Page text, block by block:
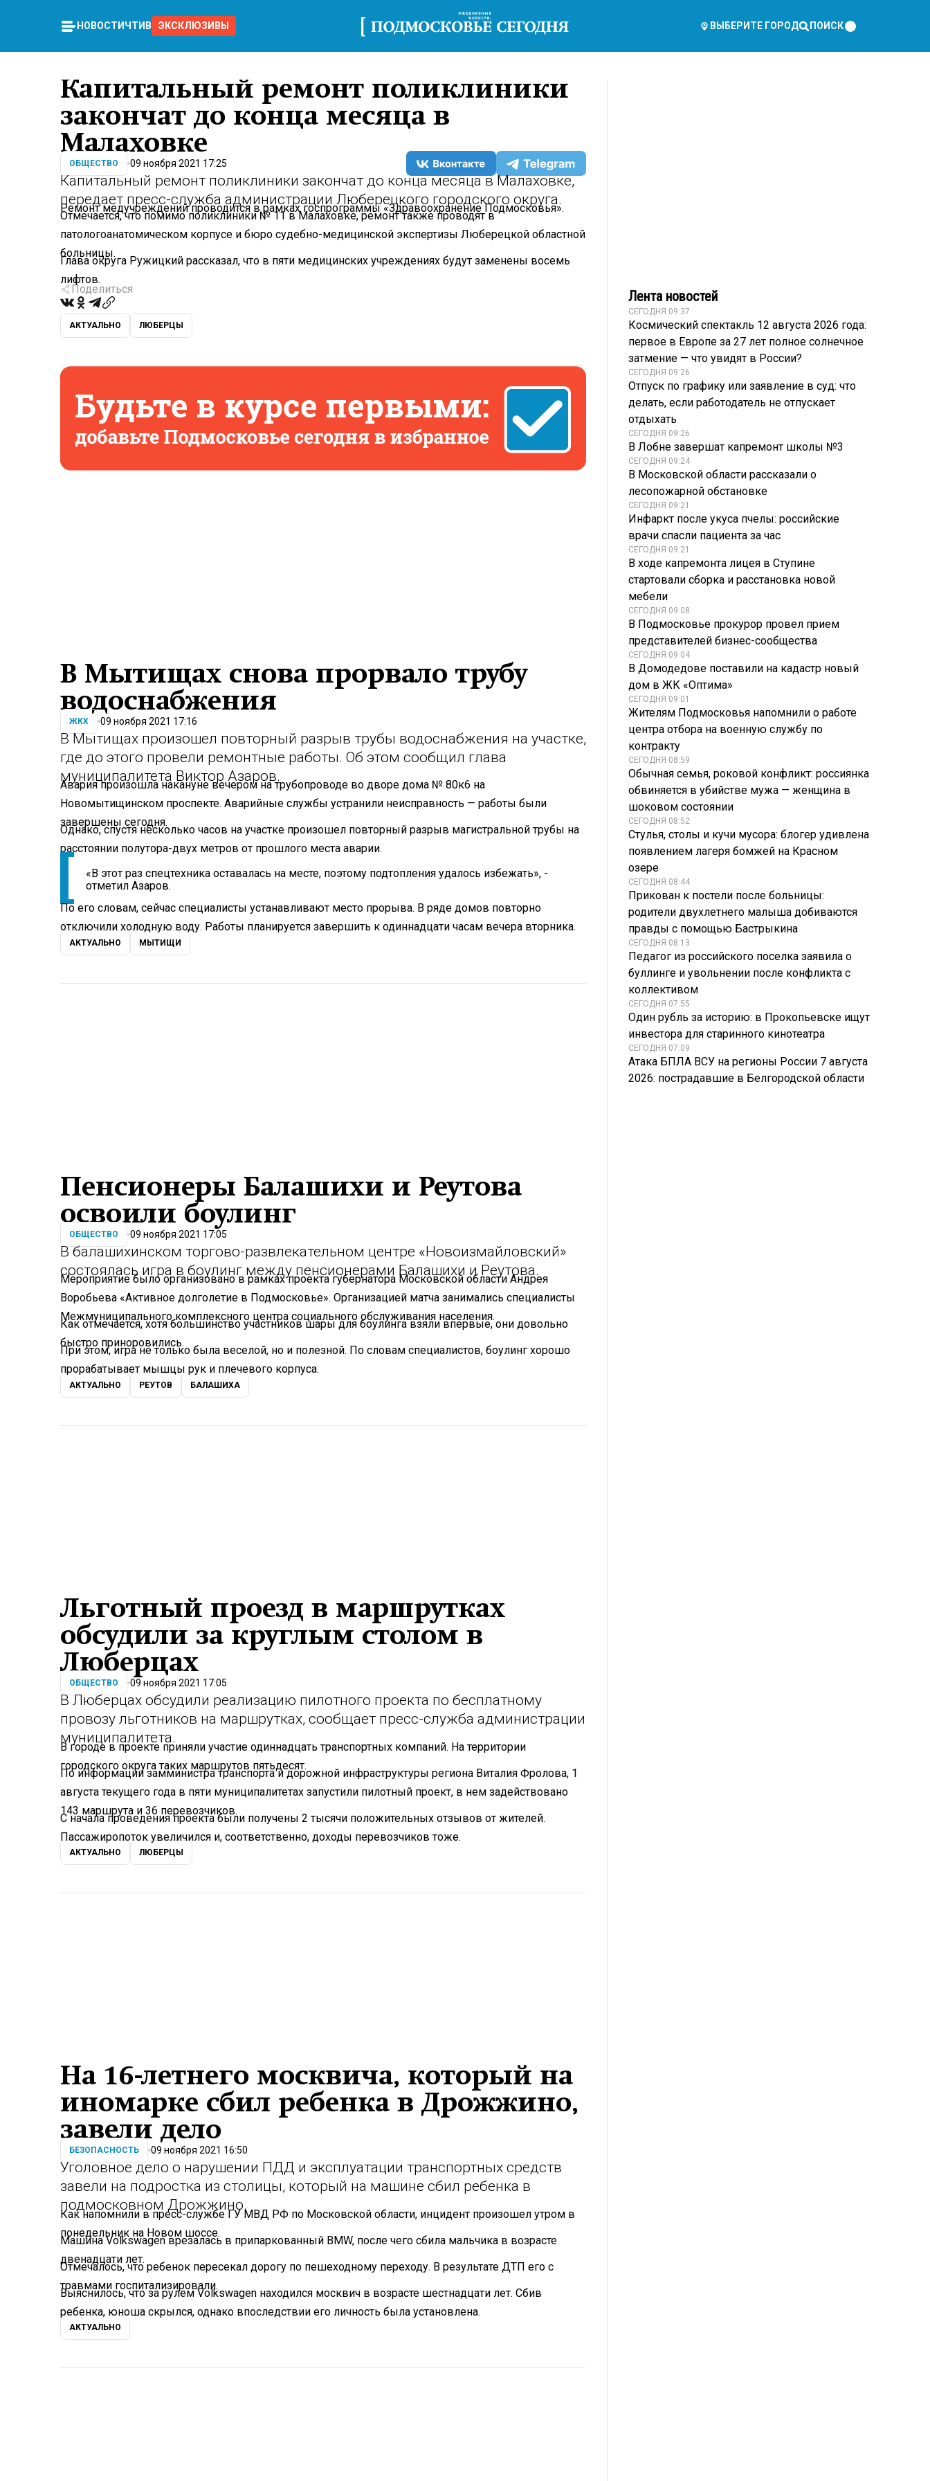
НОВОСТИ ЧТИВО ЭКСКЛЮЗИВЫ ВЫБЕРИТЕ ГОРОД ПОИСК
Капитальный ремонт поликлиники
закончат до конца месяца в
Малаховке
ОБЩЕСТВО 09 ноября 2021 17:25
Капитальный ремонт поликлиники закончат до конца месяца в Малаховке,
передает пресс-служба администрации Люберецкого городского округа.
Ремонт медучреждений проводится в рамках госпрограммы «Здравоохранение Подмосковья».
Отмечается, что помимо поликлиники № 11 в Малаховке, ремонт также проводят в
патологоанатомическом корпусе и бюро судебно-медицинской экспертизы Люберецкой областной
больницы.
Глава округа Ружицкий рассказал, что в пяти медицинских учреждениях будут заменены восемь
лифтов.
Поделиться
АКТУАЛЬНО ЛЮБЕРЦЫ
В Мытищах снова прорвало трубу
водоснабжения
ЖКХ 09 ноября 2021 17:16
В Мытищах произошел повторный разрыв трубы водоснабжения на участке,
где до этого провели ремонтные работы. Об этом сообщил глава
муниципалитета Виктор Азаров.
Авария произошла накануне вечером на трубопроводе во дворе дома № 80к6 на
Новомытищинском проспекте. Аварийные службы устранили неисправность — работы были
завершены сегодня.
Однако, спустя несколько часов на участке произошел повторный разрыв магистральной трубы на
расстоянии полутора-двух метров от прошлого места аварии.
«В этот раз спецтехника оставалась на месте, поэтому подтопления удалось избежать», -
отметил Азаров.
По его словам, сейчас специалисты устанавливают место прорыва. В ряде домов повторно
отключили холодную воду. Работы планируется завершить к одиннадцати часам вечера вторника.
АКТУАЛЬНО МЫТИЩИ
Пенсионеры Балашихи и Реутова
освоили боулинг
ОБЩЕСТВО 09 ноября 2021 17:05
В балашихинском торгово-развлекательном центре «Новоизмайловский»
состоялась игра в боулинг между пенсионерами Балашихи и Реутова.
Мероприятие было организовано в рамках проекта губернатора Московской области Андрея
Воробьева «Активное долголетие в Подмосковье». Организацией матча занимались специалисты
Межмуниципального комплексного центра социального обслуживания населения.
Как отмечается, хотя большинство участников шары для боулинга взяли впервые, они довольно
быстро приноровились.
При этом, игра не только была веселой, но и полезной. По словам специалистов, боулинг хорошо
прорабатывает мышцы рук и плечевого корпуса.
АКТУАЛЬНО РЕУТОВ БАЛАШИХА
Льготный проезд в маршрутках
обсудили за круглым столом в
Люберцах
ОБЩЕСТВО 09 ноября 2021 17:05
В Люберцах обсудили реализацию пилотного проекта по бесплатному
провозу льготников на маршрутках, сообщает пресс-служба администрации
муниципалитета.
В городе в проекте приняли участие одиннадцать транспортных компаний. На территории
городского округа таких маршрутов пятьдесят.
По информации замминистра транспорта и дорожной инфраструктуры региона Виталия Фролова, 1
августа текущего года в пяти муниципалитетах запустили пилотный проект, в нем задействовано
143 маршрута и 36 перевозчиков.
С начала проведения проекта были получены 2 тысячи положительных отзывов от жителей.
Пассажиропоток увеличился и, соответственно, доходы перевозчиков тоже.
АКТУАЛЬНО ЛЮБЕРЦЫ
На 16-летнего москвича, который на
иномарке сбил ребенка в Дрожжино,
завели дело
БЕЗОПАСНОСТЬ 09 ноября 2021 16:50
Уголовное дело о нарушении ПДД и эксплуатации транспортных средств
завели на подростка из столицы, который на машине сбил ребенка в
подмосковном Дрожжино.
Как напомнили в пресс-службе ГУ МВД РФ по Московской области, инцидент произошел утром в
понедельник на Новом шоссе.
Машина Volkswagen врезалась в припаркованный BMW, после чего сбила мальчика в возрасте
двенадцати лет.
Отмечалось, что ребенок пересекал дорогу по пешеходному переходу. В результате ДТП его с
травмами госпитализировали.
Выяснилось, что за рулем Volkswagen находился москвич в возрасте шестнадцати лет. Сбив
ребенка, юноша скрылся, однако впоследствии его личность была установлена.
АКТУАЛЬНО
Лента новостей
СЕГОДНЯ 09:37
Космический спектакль 12 августа 2026 года:
первое в Европе за 27 лет полное солнечное
затмение — что увидят в России?
СЕГОДНЯ 09:26
Отпуск по графику или заявление в суд: что
делать, если работодатель не отпускает
отдыхать
СЕГОДНЯ 09:26
В Лобне завершат капремонт школы №3
СЕГОДНЯ 09:24
В Московской области рассказали о
лесопожарной обстановке
СЕГОДНЯ 09:21
Инфаркт после укуса пчелы: российские
врачи спасли пациента за час
СЕГОДНЯ 09:21
В ходе капремонта лицея в Ступине
стартовали сборка и расстановка новой
мебели
СЕГОДНЯ 09:08
В Подмосковье прокурор провел прием
представителей бизнес-сообщества
СЕГОДНЯ 09:04
В Домодедове поставили на кадастр новый
дом в ЖК «Оптима»
СЕГОДНЯ 09:01
Жителям Подмосковья напомнили о работе
центра отбора на военную службу по
контракту
СЕГОДНЯ 08:59
Обычная семья, роковой конфликт: россиянка
обвиняется в убийстве мужа — женщина в
шоковом состоянии
СЕГОДНЯ 08:52
Стулья, столы и кучи мусора: блогер удивлена
появлением лагеря бомжей на Красном
озере
СЕГОДНЯ 08:44
Прикован к постели после больницы:
родители двухлетнего малыша добиваются
правды с помощью Бастрыкина
СЕГОДНЯ 08:13
Педагог из российского поселка заявила о
буллинге и увольнении после конфликта с
коллективом
СЕГОДНЯ 07:55
Один рубль за историю: в Прокопьевске ищут
инвестора для старинного кинотеатра
СЕГОДНЯ 07:09
Атака БПЛА ВСУ на регионы России 7 августа
2026: пострадавшие в Белгородской области